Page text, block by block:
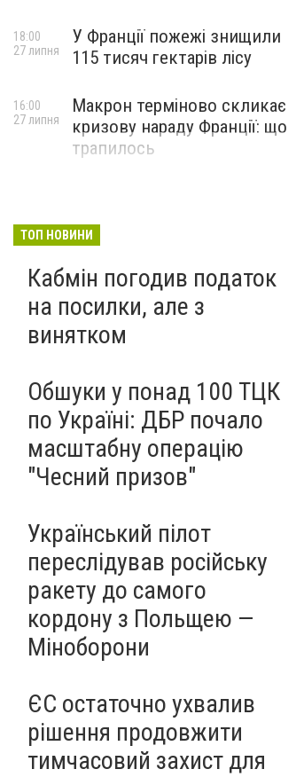
Северодонецкие полицейские существенно
У Франції пожежі знищили
115 тисяч гектарів лісу
18:00
27 липня
Макрон терміново скликає
кризову нараду Франції: що
трапилось
16:00
27 липня
ТОП НОВИНИ
Кабмін погодив податок
на посилки, але з
винятком
Обшуки у понад 100 ТЦК
по Україні: ДБР почало
масштабну операцію
"Чесний призов"
Український пілот
переслідував російську
ракету до самого
кордону з Польщею —
Міноборони
ЄС остаточно ухвалив
рішення продовжити
тимчасовий захист для